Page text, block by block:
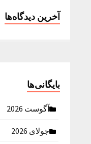
آخرین دیدگاه‌ها
بایگانی‌ها
آگوست 2026
جولای 2026